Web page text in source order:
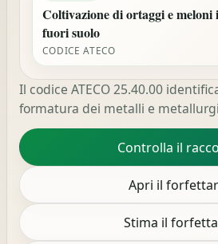
Coltivazione di ortaggi e
fuori suolo
CODICE ATECO
Il codice ATECO 25.40.00
formatura dei metalli e
Controlla il
Apri il
Stima il